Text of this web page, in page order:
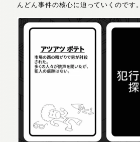
んどん事件の核心に迫っていくのです。